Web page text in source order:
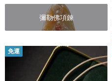
彌勒佛項鍊
免運